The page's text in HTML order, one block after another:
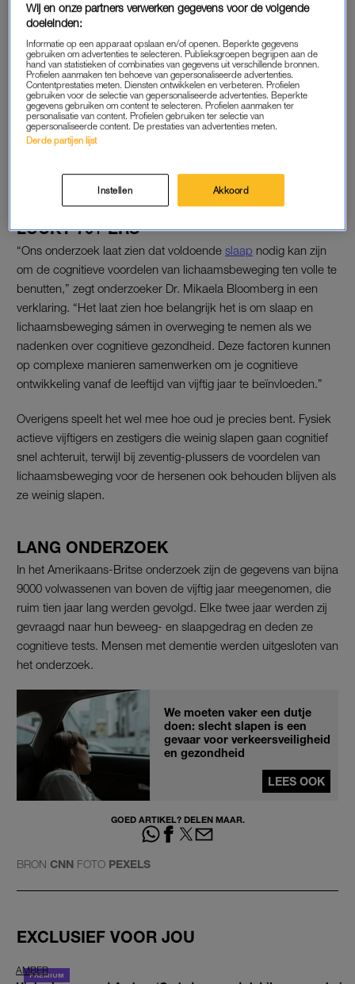
naarmate ze ouder worden, blijkt uit het onderzoek. Slecht
slapen en weinig sporten worden ook onafhankelijk van elkaar
geassocieerd met cognitieve achteruitgang.
Ook nergens puf voor? Deze
slaapexpert vertelt waarom we
massaal moe zijn
LUCKY 70+’ERS
“Ons onderzoek laat zien dat voldoende slaap nodig kan zijn
om de cognitieve voordelen van lichaamsbeweging ten volle te
benutten,” zegt onderzoeker Dr. Mikaela Bloomberg in een
verklaring. “Het laat zien hoe belangrijk het is om slaap en
lichaamsbeweging sámen in overweging te nemen als we
nadenken over cognitieve gezondheid. Deze factoren kunnen
op complexe manieren samenwerken om je cognitieve
ontwikkeling vanaf de leeftijd van vijftig jaar te beïnvloeden.”
Overigens speelt het wel mee hoe oud je precies bent. Fysiek
actieve vijftigers en zestigers die weinig slapen gaan cognitief
snel achteruit, terwijl bij zeventig-plussers de voordelen van
lichaamsbeweging voor de hersenen ook behouden blijven als
ze weinig slapen.
LANG ONDERZOEK
In het Amerikaans-Britse onderzoek zijn de gegevens van bijna
9000 volwassenen van boven de vijftig jaar meegenomen, die
ruim tien jaar lang werden gevolgd. Elke twee jaar werden zij
gevraagd naar hun beweeg- en slaapgedrag en deden ze
cognitieve tests. Mensen met dementie werden uitgesloten van
het onderzoek.
We moeten vaker een dutje
doen: slecht slapen is een
gevaar voor verkeersveiligheid
en gezondheid
LEES OOK
GOED ARTIKEL? DELEN MAAR.
BRON CNN FOTO PEXELS
EXCLUSIEF VOOR JOU
AMBER
Wij en onze partners verwerken gegevens voor de volgende
doeleinden:
Informatie op een apparaat opslaan en/of openen. Beperkte gegevens
gebruiken om advertenties te selecteren. Publieksgroepen begrijpen aan de
hand van statistieken of combinaties van gegevens uit verschillende bronnen.
Profielen aanmaken ten behoeve van gepersonaliseerde advertenties.
Contentprestaties meten. Diensten ontwikkelen en verbeteren. Profielen
gebruiken voor de selectie van gepersonaliseerde advertenties. Beperkte
gegevens gebruiken om content te selecteren. Profielen aanmaken ter
personalisatie van content. Profielen gebruiken ter selectie van
gepersonaliseerde content. De prestaties van advertenties meten.
Derde partijen lijst
Instellen Akkoord